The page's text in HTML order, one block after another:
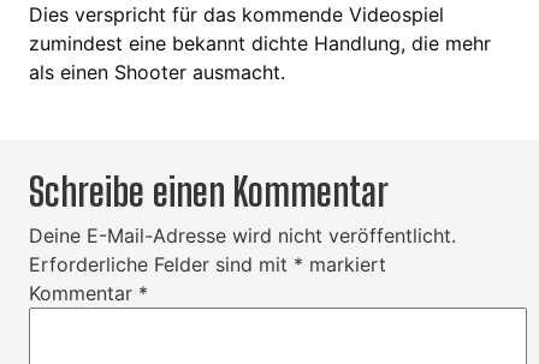
Dies verspricht für das kommende Videospiel
zumindest eine bekannt dichte Handlung, die mehr
als einen Shooter ausmacht.
Schreibe einen Kommentar
Deine E-Mail-Adresse wird nicht veröffentlicht.
Erforderliche Felder sind mit * markiert
Kommentar *